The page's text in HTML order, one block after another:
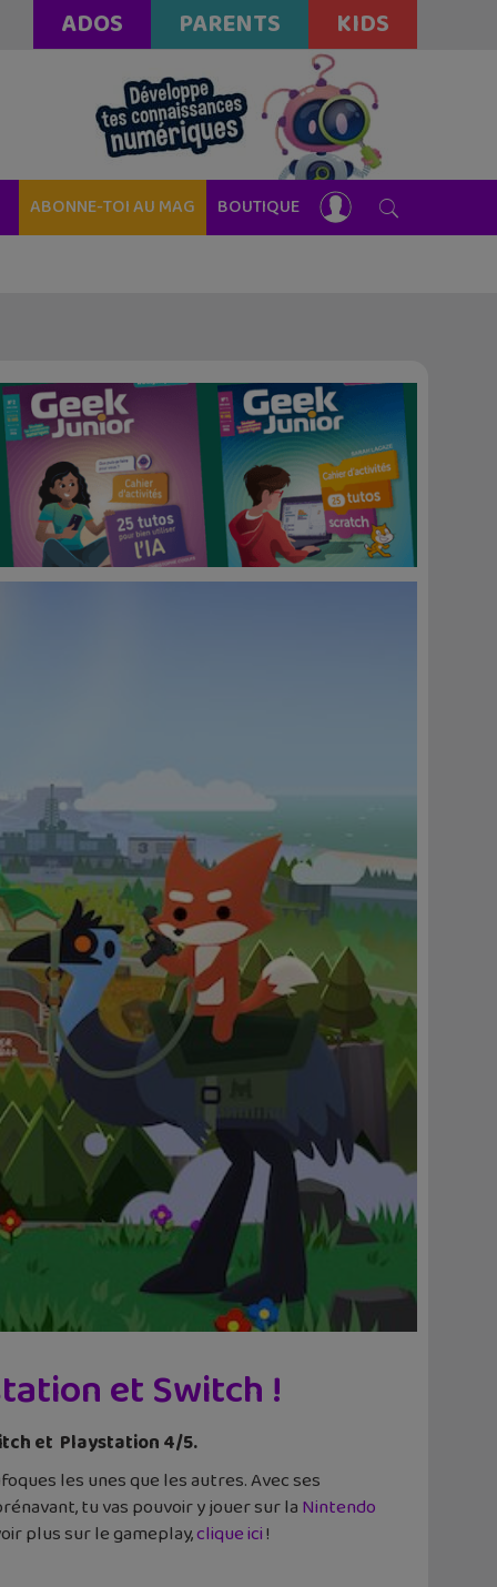
ADOS PARENTS KIDS
ABONNE-TOI AU MAG BOUTIQUE
et Switch !
et Playstation 4/5.
les unes que les autres. Avec ses
tu vas pouvoir y jouer sur laNintendo
plus sur le gameplay,clique ici!